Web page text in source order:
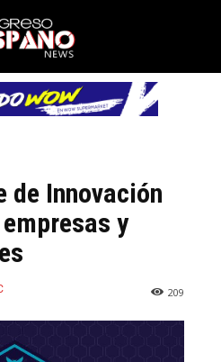
de Innovación
y
209